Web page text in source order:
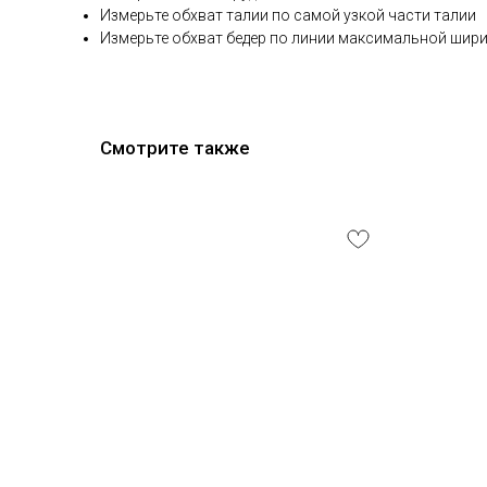
Измерьте обхват талии по самой узкой части талии
Измерьте обхват бедер по линии максимальной
Смотрите также